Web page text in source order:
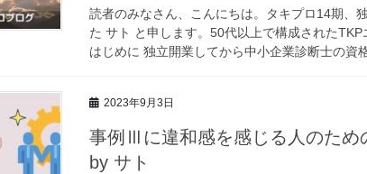
読者のみなさん、こんにちは。タキプロ14期、
た サト と申します。50代以上で構成された
はじめに 独立開業してから中小企業診断士の資
2023年9月3日
事例Ⅲに違和感を感じる人のため
by サト